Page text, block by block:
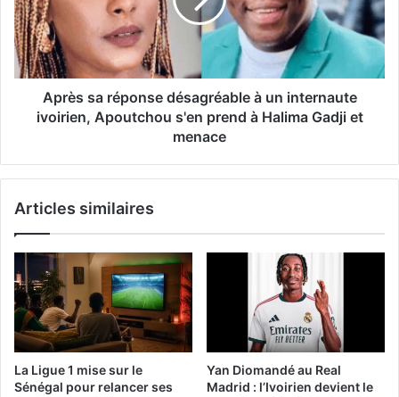
Après sa réponse désagréable à un internaute
ivoirien, Apoutchou s'en prend à Halima Gadji et
menace
Articles similaires
La Ligue 1 mise sur le
Sénégal pour relancer ses
Yan Diomandé au Real
Madrid : l’Ivoirien devient le